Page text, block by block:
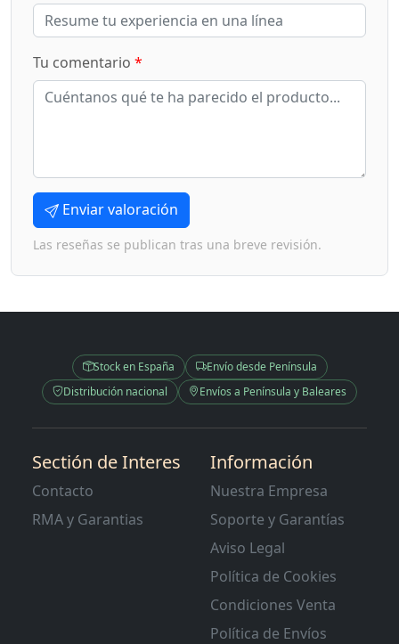
Tu comentario *
Enviar valoración
Las reseñas se publican tras una breve revisión.
Stock en España
Envío desde Península
Distribución nacional
Envíos a Península y Baleares
Sectión de Interes
Contacto
RMA y Garantias
Información
Nuestra Empresa
Soporte y Garantías
Aviso Legal
Política de Cookies
Condiciones Venta
Política de Envíos